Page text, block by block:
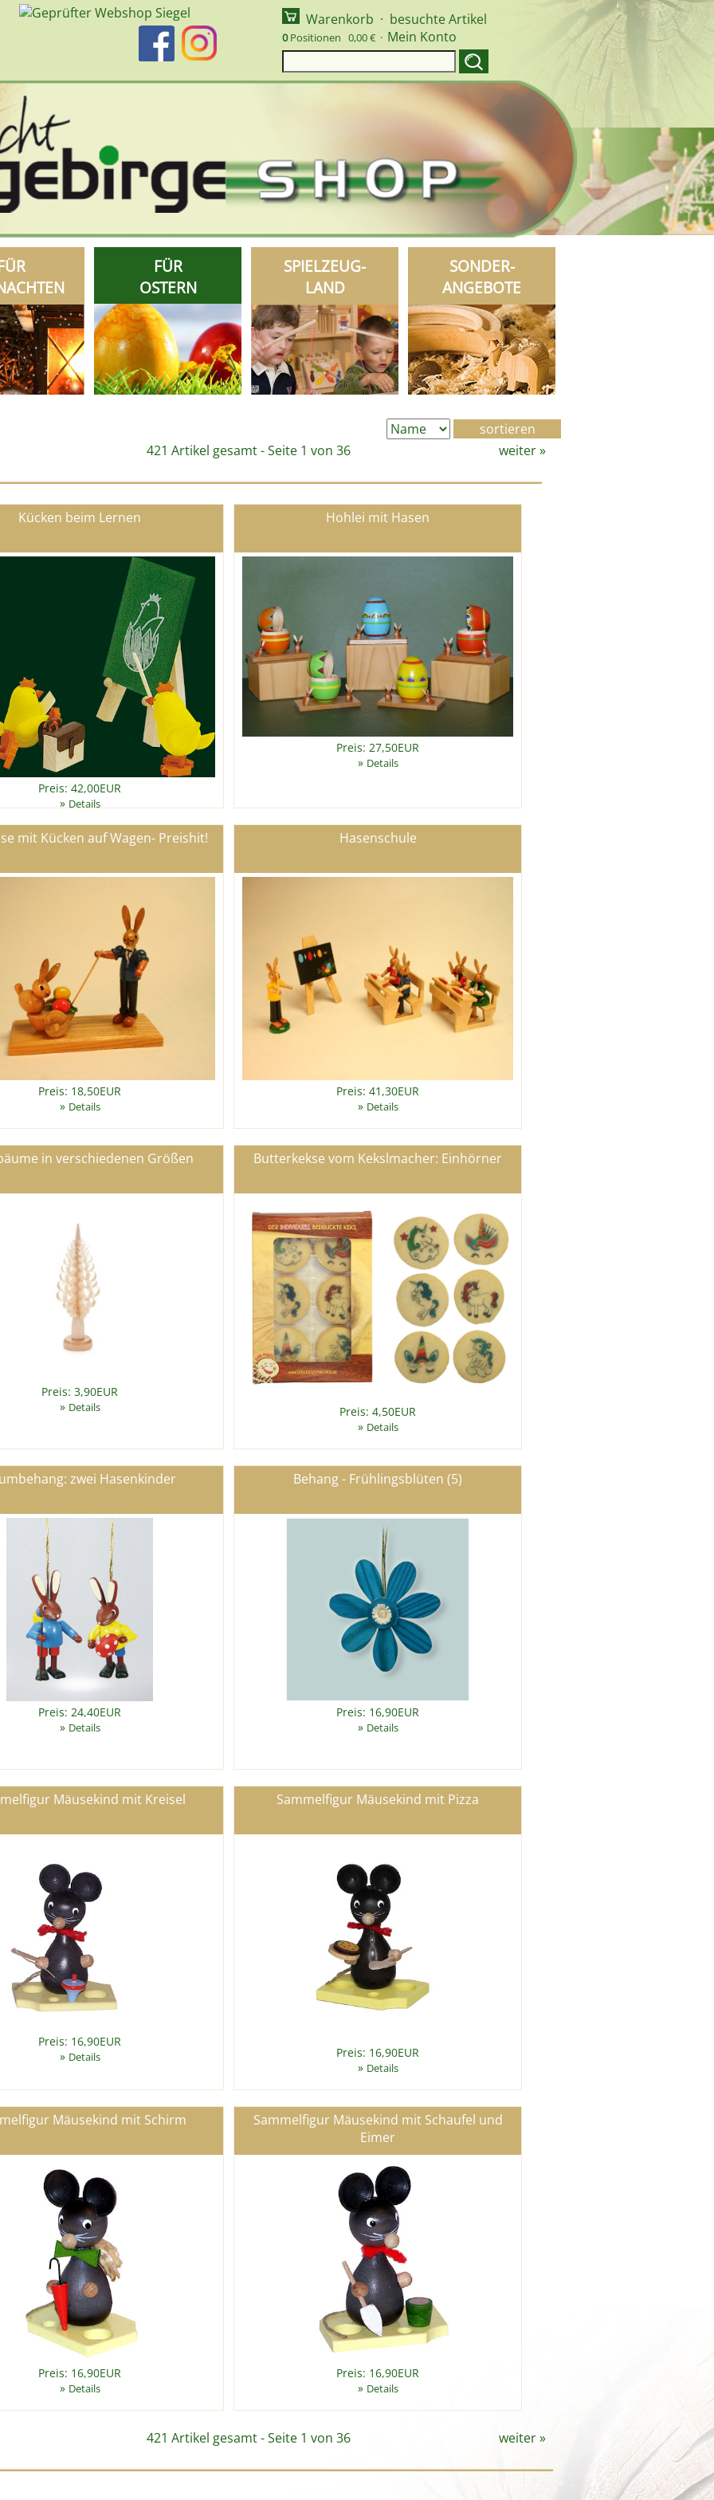
Warenkorb · besuchte Artikel
0Positionen 0,00 € · Mein Konto
FÜR
OSTERN
SPIELZEUG-
LAND
SONDER-
ANGEBOTE
421 Artikel gesamt - Seite 1 von 36 weiter»
Kücken beim Lernen
Preis: 42,00EUR
» Details
Hohlei mit Hasen
Preis: 27,50EUR
» Details
mit Kücken auf Wagen- Preishit!
Preis: 18,50EUR
» Details
Hasenschule
Preis: 41,30EUR
» Details
in verschiedenen Größen
Preis: 3,90EUR
» Details
Butterkekse vom Kekslmacher: Einhörner
Preis: 4,50EUR
» Details
zwei Hasenkinder
Preis: 24,40EUR
» Details
Behang - Frühlingsblüten (5)
Preis: 16,90EUR
» Details
Mäusekind mit Kreisel
Preis: 16,90EUR
» Details
Sammelfigur Mäusekind mit Pizza
Preis: 16,90EUR
» Details
Mäusekind mit Schirm
Preis: 16,90EUR
» Details
Sammelfigur Mäusekind mit Schaufel und
Eimer
Preis: 16,90EUR
» Details
421 Artikel gesamt - Seite 1 von 36 weiter»